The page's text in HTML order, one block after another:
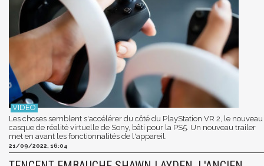
Les choses semblent s'accélérer du côté du PlayStation VR 2, le nouveau
casque de réalité virtuelle de Sony, bâti pour la PS5. Un nouveau trailer
met en avant les fonctionnalités de l'appareil.
21/09/2022, 16:04